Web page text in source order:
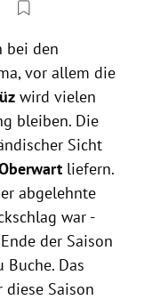
bei den
vor allem die
wird vielen
bleiben. Die
Sicht
liefern.
abgelehnte
war -
der Saison
Buche. Das
Saison